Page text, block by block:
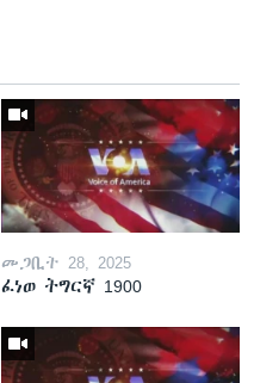
መጋቢት 28, 2025
ፈነወ ትግርኛ 1900